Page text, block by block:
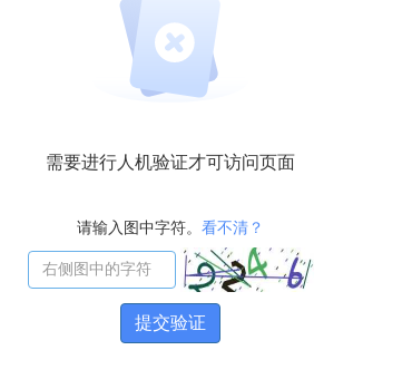
需要进行人机验证才可访问页面
请输入图中字符。 看不清？
提交验证